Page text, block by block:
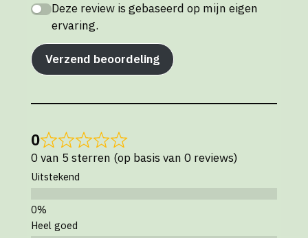
Deze review is gebaseerd op mijn eigen
ervaring.
Verzend beoordeling
0
0 van 5 sterren (op basis van 0 reviews)
Uitstekend
Heel goed